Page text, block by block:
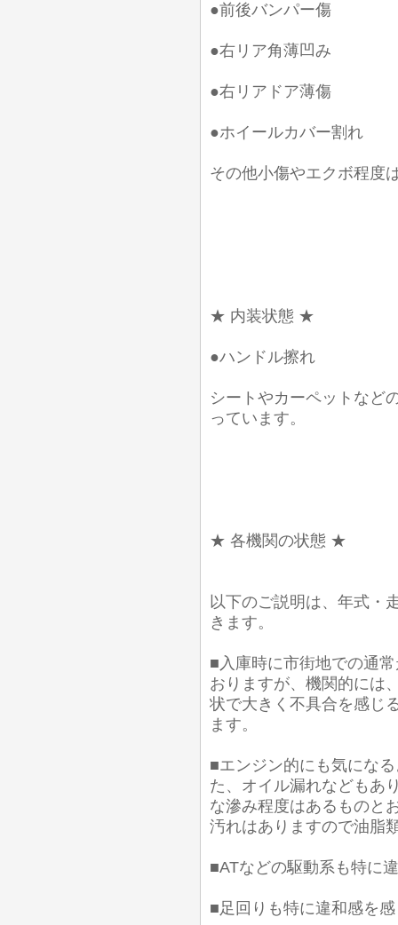
●前後バンパー傷
●右リア角薄凹み
●右リアドア薄傷
●ホイールカバー割れ
その他小傷やエクボ程度
★ 内装状態 ★
●ハンドル擦れ
シートやカーペットなど
っています。
★ 各機関の状態 ★
以下のご説明は、年式・
きます。
■入庫時に市街地での通
おりますが、機関的には
状で大きく不具合を感じ
ます。
■エンジン的にも気にな
た、オイル漏れなどもあ
な滲み程度はあるものと
汚れはありますので油脂
■ATなどの駆動系も特に
■足回りも特に違和感を